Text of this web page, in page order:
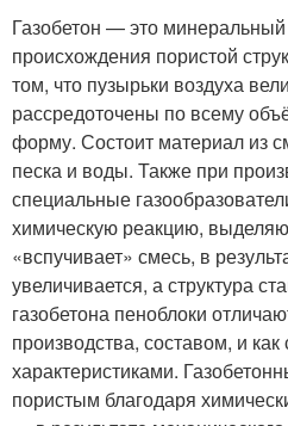
Газобетон — это минеральный
происхождения пористой
том, что пузырьки воздуха
рассредоточены по всему
форму. Состоит материал из
песка и воды. Также при
специальные
химическую реакцию,
«вспучивает» смесь, в
увеличивается, а структура
газобетона пеноблоки
производства, составом, и как
характеристиками.
пористым благодаря